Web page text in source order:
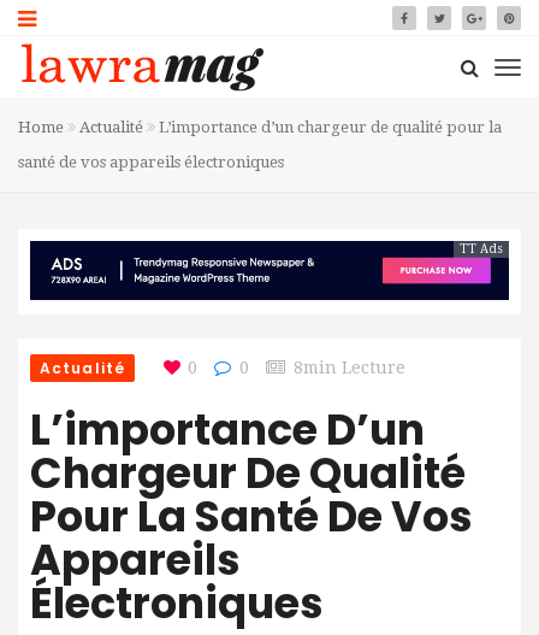
Home Actualité
L’importance d’un chargeur de qualité pour la
santé de vos appareils électroniques
TT Ads
Actualité 0 0 8min Lecture
L’importance D’un
Chargeur De Qualité
Pour La Santé De Vos
Appareils
Électroniques